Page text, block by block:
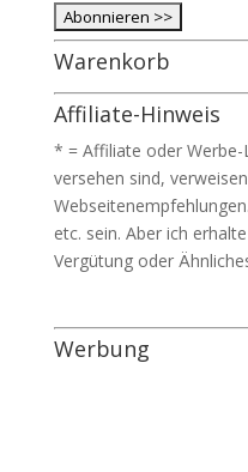
Warenkorb
Affiliate-Hinweis
* = Affiliate oder Werbe-
versehen sind,
etc. sein. Aber ich
Vergütung oder
Werbung